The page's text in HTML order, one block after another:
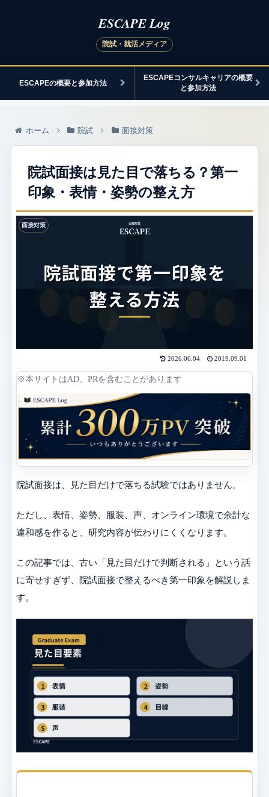
ESCAPEの概要と参加方法
ESCAPEコンサルキャリアの概要
と参加方法
ホーム 院試 面接対策
院試面接は見た目で落ちる？第一
印象・表情・姿勢の整え方
面接対策
2026.06.04 2019.09.01
※本サイトはAD、PRを含むことがあります
院試面接は、見た目だけで落ちる試験ではありません。
ただし、表情、姿勢、服装、声、オンライン環境で余計な
違和感を作ると、研究内容が伝わりにくくなります。
この記事では、古い「見た目だけで判断される」という話
に寄せすぎず、院試面接で整えるべき第一印象を解説しま
す。